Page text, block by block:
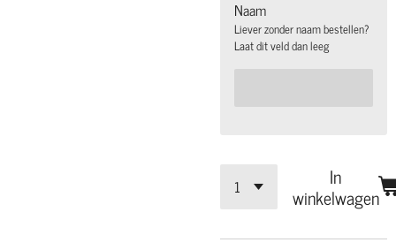
Naam
Liever zonder naam bestellen?
Laat dit veld dan leeg
In
winkelwagen